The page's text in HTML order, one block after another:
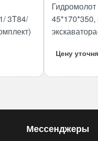
3T84/
Цену
Мессенджеры